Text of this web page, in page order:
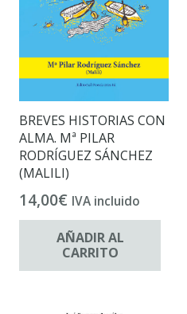
BREVES HISTORIAS CON
ALMA. Mª PILAR
RODRÍGUEZ SÁNCHEZ
(MALILI)
14,00€ IVA incluido
AÑADIR AL
CARRITO